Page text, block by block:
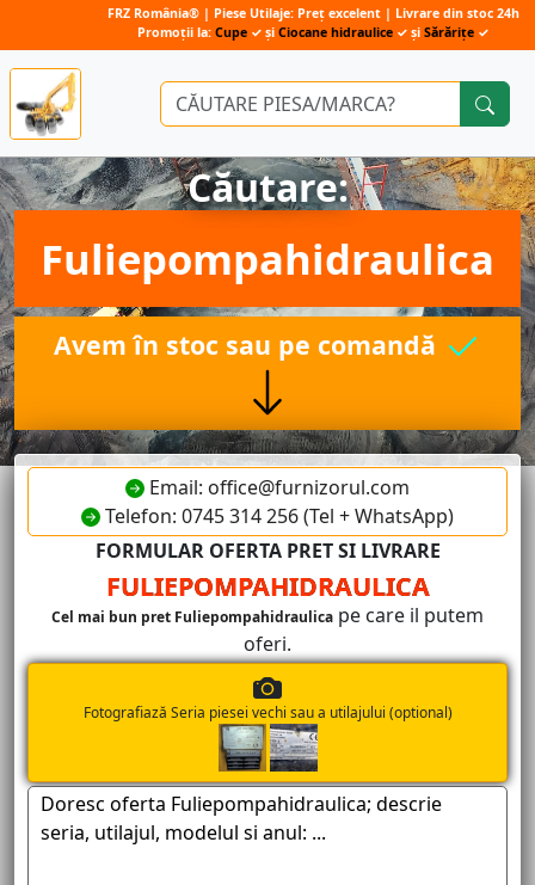
Căutare:
Fuliepompahidraulica
Avem în stoc sau pe comandă
Email: office@furnizorul.com
Telefon: 0745 314 256 (Tel + WhatsApp)
FORMULAR OFERTA PRET SI LIVRARE
FULIEPOMPAHIDRAULICA
Cel mai bun pret Fuliepompahidraulica pe care il putem
oferi.
Fotografiază Seria piesei vechi sau a utilajului (optional)
FRZ România® | Piese Utilaje: Preț excelent | Livrare din stoc 24h
Promoții la: Cupe ✓ și Ciocane hidraulice ✓ și Sărărițe ✓